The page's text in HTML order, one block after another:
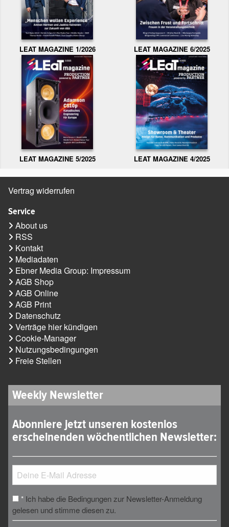
LEAT MAGAZINE 1/2026 LEAT MAGAZINE 6/2025
LEAT MAGAZINE 5/2025 LEAT MAGAZINE 4/2025
Vertrag widerrufen
Service
About us
RSS
Kontakt
Mediadaten
Ebner Media Group: Impressum
AGB Shop
AGB Online
AGB Print
Datenschutz
Verträge hier kündigen
Cookie-Manager
Nutzungsbedingungen
Freie Stellen
Weekly Newsletter
Abonniere jetzt unseren kostenlos
erscheinenden wöchentlichen Newsletter:
* Ich habe die Bedingungen zur Newsletter-Anmeldung
gelesen und stimme diesen zu.